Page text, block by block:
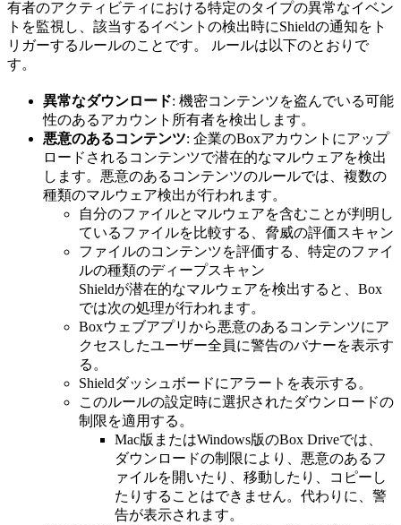
有者のアクティビティにおける特定のタイプの異常なイベン
トを監視し、該当するイベントの検出時にShieldの通知をト
リガーするルールのことです。 ルールは以下のとおりで
す。
異常なダウンロード: 機密コンテンツを盗んでいる可能
性のあるアカウント所有者を検出します。
悪意のあるコンテンツ: 企業のBoxアカウントにアップ
ロードされるコンテンツで潜在的なマルウェアを検出
します。悪意のあるコンテンツのルールでは、複数の
種類のマルウェア検出が行われます。
自分のファイルとマルウェアを含むことが判明し
ているファイルを比較する、脅威の評価スキャン
ファイルのコンテンツを評価する、特定のファイ
ルの種類のディープスキャン
Shieldが潜在的なマルウェアを検出すると、Box
では次の処理が行われます。
Boxウェブアプリから悪意のあるコンテンツにア
クセスしたユーザー全員に警告のバナーを表示す
る。
Shieldダッシュボードにアラートを表示する。
このルールの設定時に選択されたダウンロードの
制限を適用する。
Mac版またはWindows版のBox Driveでは、
ダウンロードの制限により、悪意のあるフ
ァイルを開いたり、移動したり、コピーし
たりすることはできません。代わりに、警
告が表示されます。